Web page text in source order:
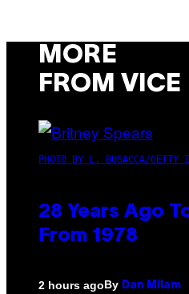
MORE
FROM VICE
PHOTO BY L. BUSACCA/GETTY
28 Years Ago
From 1978
2 hours agoBy Dan Milam